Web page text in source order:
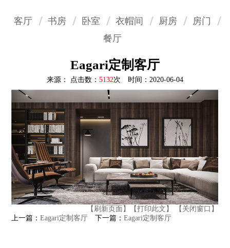
客厅 书房 卧室 衣帽间 厨房
房门
餐厅
Eagari定制客厅
来源： 点击数： 5132次 时间：2020-06-04
【刷新页面】 【打印此文】
【关闭窗口】
上一篇：Eagari定制客厅 下一篇：Eagari定制客厅